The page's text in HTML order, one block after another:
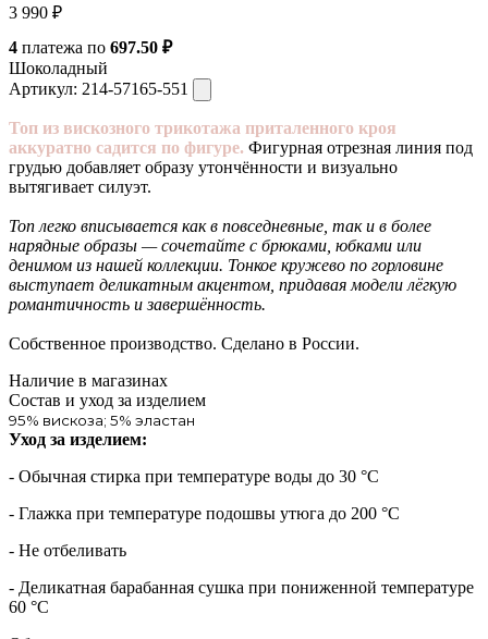
3 990 ₽
4 платежа по 697.50 ₽
Шоколадный
Артикул: 214-57165-551
Топ из вискозного трикотажа приталенного кроя
аккуратно садится по фигуре. Фигурная отрезная линия под
грудью добавляет образу утончённости и визуально
вытягивает силуэт.
Топ легко вписывается как в повседневные, так и в более
нарядные образы — сочетайте с брюками, юбками или
денимом из нашей коллекции. Тонкое кружево по горловине
выступает деликатным акцентом, придавая модели лёгкую
романтичность и завершённость.
Собственное производство. Сделано в России.
Наличие в магазинах
Состав и уход за изделием
95% вискоза; 5% эластан
Уход за изделием:
- Обычная стирка при температуре воды до 30 °C
- Глажка при температуре подошвы утюга до 200 °C
- Не отбеливать
- Деликатная барабанная сушка при пониженной температуре
60 °C